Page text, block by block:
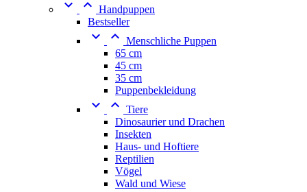
  Handpuppen
Bestseller
  Menschliche Puppen
65 cm
45 cm
35 cm
Puppenbekleidung
  Tiere
Dinosaurier und Drachen
Insekten
Haus- und Hoftiere
Reptilien
Vögel
Wald und Wiese